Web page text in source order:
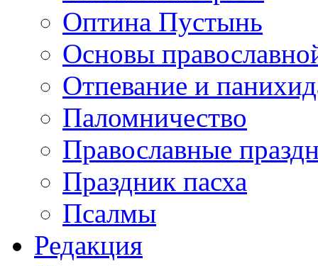
Оптина Пустынь
Основы
Отпевание и
Паломничество
Православные
Праздник пасха
Псалмы
Редакция